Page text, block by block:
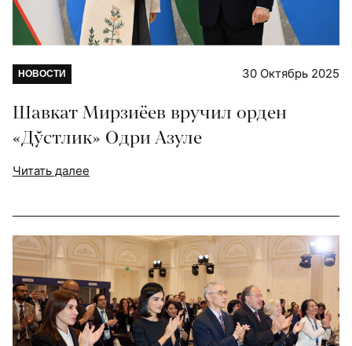
НОВОСТИ 30 Октябрь 2025
Шавкат Мирзиёев вручил орден
«Дўстлик» Одри Азуле
Читать далее